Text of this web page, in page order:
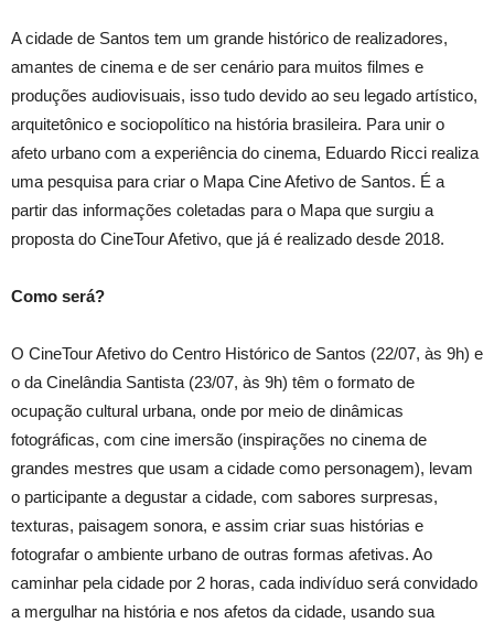
A cidade de Santos tem um grande histórico de realizadores,
amantes de cinema e de ser cenário para muitos filmes e
produções audiovisuais, isso tudo devido ao seu legado artístico,
arquitetônico e sociopolítico na história brasileira. Para unir o
afeto urbano com a experiência do cinema, Eduardo Ricci realiza
uma pesquisa para criar o Mapa Cine Afetivo de Santos. É a
partir das informações coletadas para o Mapa que surgiu a
proposta do CineTour Afetivo, que já é realizado desde 2018.
Como será?
O CineTour Afetivo do Centro Histórico de Santos (22/07, às 9h) e
o da Cinelândia Santista (23/07, às 9h) têm o formato de
ocupação cultural urbana, onde por meio de dinâmicas
fotográficas, com cine imersão (inspirações no cinema de
grandes mestres que usam a cidade como personagem), levam
o participante a degustar a cidade, com sabores surpresas,
texturas, paisagem sonora, e assim criar suas histórias e
fotografar o ambiente urbano de outras formas afetivas. Ao
caminhar pela cidade por 2 horas, cada indivíduo será convidado
a mergulhar na história e nos afetos da cidade, usando sua